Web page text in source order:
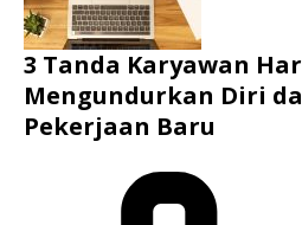
3 Tanda Karyawan
Mengundurkan Diri
Pekerjaan Baru